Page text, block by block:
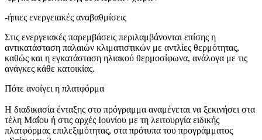
-ήπιες ενεργειακές αναβαθμίσεις
Στις ενεργειακές παρεμβάσεις περιλαμβάνονται επίσης η
αντικατάσταση παλαιών κλιματιστικών με αντλίες θερμότητας,
καθώς και η εγκατάσταση ηλιακού θερμοσίφωνα, ανάλογα με τις
ανάγκες κάθε κατοικίας.
Πότε ανοίγει η πλατφόρμα
Η διαδικασία ένταξης στο πρόγραμμα αναμένεται να ξεκινήσει στα
τέλη Μαΐου ή στις αρχές Ιουνίου με τη λειτουργία ειδικής
πλατφόρμας επιλεξιμότητας, στα πρότυπα του προγράμματος